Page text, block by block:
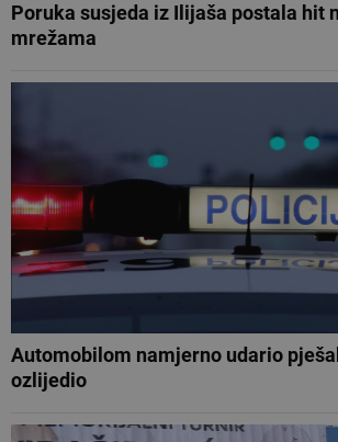
Poruka susjeda iz Ilijaša postala hit
mrežama
Automobilom namjerno udario
ozlijedio